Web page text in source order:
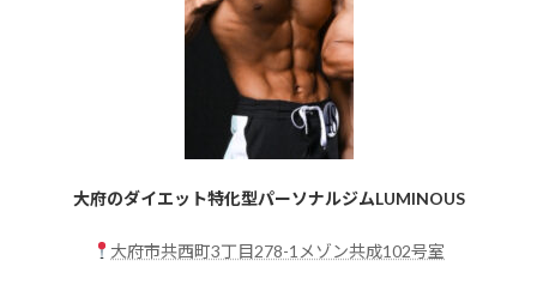
大府のダイエット特化型パーソナルジムLUMINOUS
大府市共西町3丁目278-1メゾン共成102号室